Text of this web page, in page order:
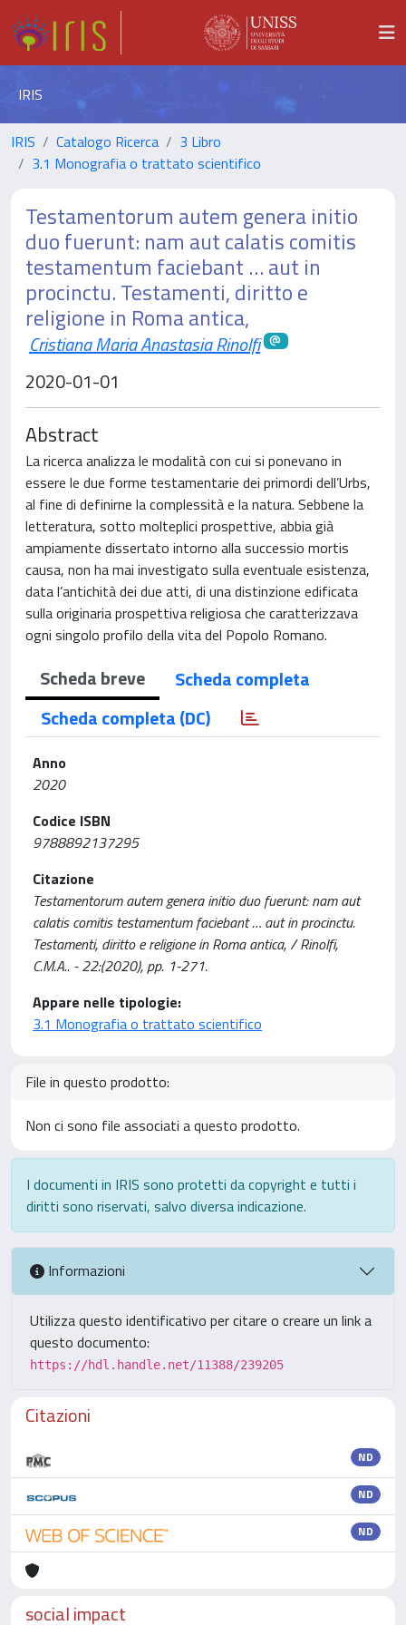
IRIS
IRIS Catalogo Ricerca
3 Libro
3.1 Monografia o trattato scientifico
Testamentorum autem genera initio
duo fuerunt: nam aut calatis comitis
testamentum faciebant … aut in
procinctu. Testamenti, diritto e
religione in Roma antica,
Cristiana Maria Anastasia Rinolfi
2020-01-01
Abstract
La ricerca analizza le modalità con cui si ponevano in
essere le due forme testamentarie dei primordi dell’Urbs,
al fine di definirne la complessità e la natura. Sebbene la
letteratura, sotto molteplici prospettive, abbia già
ampiamente dissertato intorno alla successio mortis
causa, non ha mai investigato sulla eventuale esistenza,
data l’antichità dei due atti, di una distinzione edificata
sulla originaria prospettiva religiosa che caratterizzava
ogni singolo profilo della vita del Popolo Romano.
Scheda breve
Scheda completa
Scheda completa (DC)
Anno
2020
Codice ISBN
9788892137295
Citazione
Testamentorum autem genera initio duo fuerunt: nam aut
calatis comitis testamentum faciebant … aut in procinctu.
Testamenti, diritto e religione in Roma antica, / Rinolfi,
C.M.A.. - 22:(2020), pp. 1-271.
Appare nelle tipologie:
3.1 Monografia o trattato scientifico
File in questo prodotto:
Non ci sono file associati a questo prodotto.
I documenti in IRIS sono protetti da copyright e tutti i
diritti sono riservati, salvo diversa indicazione.
Informazioni
Utilizza questo identificativo per citare o creare un link a
questo documento:
https://hdl.handle.net/11388/239205
Citazioni
ND
ND
ND
social impact